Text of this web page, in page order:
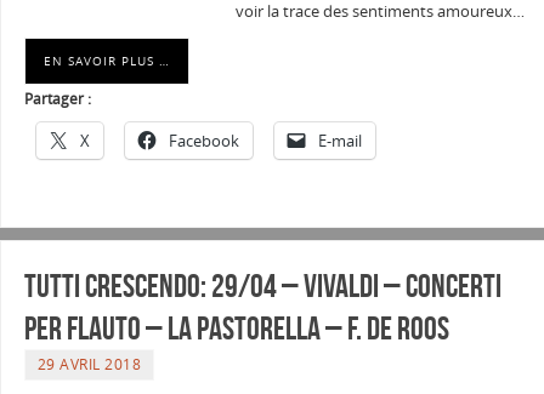
voir la trace des sentiments amoureux…
EN SAVOIR PLUS …
Partager :
X Facebook E-mail
Tutti crescendo: 29/04 – VIVALDI – CONCERTI
PER FLAUTO – La Pastorella – F. De Roos
29 AVRIL 2018